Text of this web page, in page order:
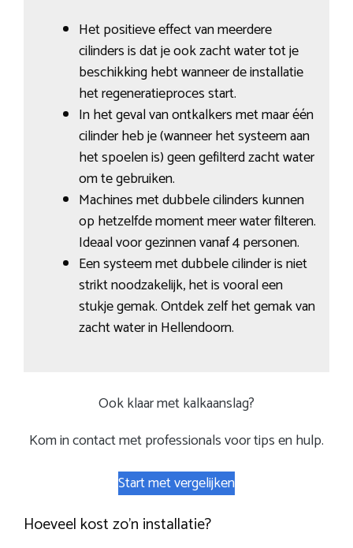
Het positieve effect van meerdere
cilinders is dat je ook zacht water tot je
beschikking hebt wanneer de installatie
het regeneratieproces start.
In het geval van ontkalkers met maar één
cilinder heb je (wanneer het systeem aan
het spoelen is) geen gefilterd zacht water
om te gebruiken.
Machines met dubbele cilinders kunnen
op hetzelfde moment meer water filteren.
Ideaal voor gezinnen vanaf 4 personen.
Een systeem met dubbele cilinder is niet
strikt noodzakelijk, het is vooral een
stukje gemak. Ontdek zelf het gemak van
zacht water in Hellendoorn.
Ook klaar met kalkaanslag?
Kom in contact met professionals voor tips en hulp.
Start met vergelijken
Hoeveel kost zo’n installatie?